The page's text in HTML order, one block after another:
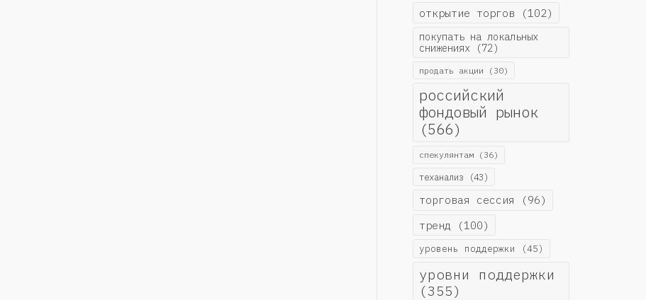
открытие торгов (102)
покупать на локальных
снижениях(72)
продать акции (30)
российский
фондовый рынок
(566)
спекулянтам(36)
теханализ (43)
торговая сессия (96)
тренд (100)
уровень поддержки (45)
уровни поддержки
(355)